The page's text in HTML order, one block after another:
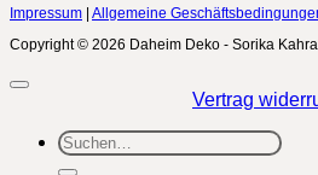
Impressum | Allgemeine
Copyright © 2026 Daheim Deko - Sorika
Vertrag
Suchen
nach: